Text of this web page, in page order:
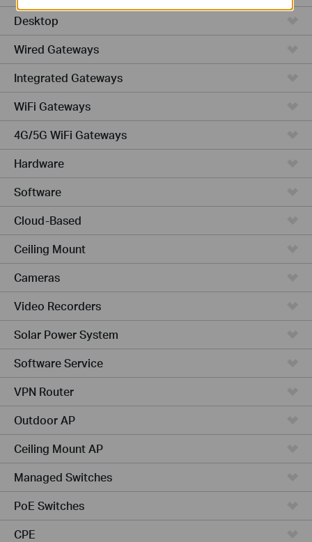
Desktop
Wired Gateways
Integrated Gateways
WiFi Gateways
4G/5G WiFi Gateways
Hardware
Software
Cloud-Based
Ceiling Mount
Cameras
Video Recorders
Solar Power System
Software Service
VPN Router
Outdoor AP
Ceiling Mount AP
Managed Switches
PoE Switches
CPE